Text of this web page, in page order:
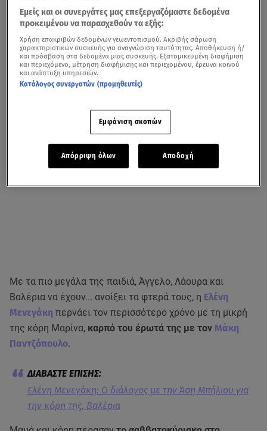
Με τα πιο μεγάλα της παιδιά, Άγγελο, Λάουρα και
Βαλέρια να έχουν... ανοίξει τα φτερά τους, η Ελένη
Μενεγάκη περνάει τον περισσότερο χρόνο με τη μικρή
της κόρη Μαρίνα, καρπό του έρωτά της με τον Μάκη
Παντζόπουλο.
Ελένη Μενεγάκη: Ο διάλογος με την Άση Μπήλιου για
την κόρη της, Βαλέρια
Εμείς και οι συνεργάτες μας επεξεργαζόμαστε δεδομένα
προκειμένου να παρασχεθούν τα εξής:
Χρήση επακριβών δεδομένων γεωεντοπισμού. Ακριβής σάρωση
χαρακτηριστικών συσκευής για αναγνώριση ταυτότητας. Αποθήκευση ή/
και πρόσβαση στα δεδομένα μιας συσκευής. Εξατομικευμένη διαφήμιση
και περιεχόμενο, μέτρηση διαφήμισης και περιεχομένου, έρευνα κοινού
και ανάπτυξη υπηρεσιών.
Κατάλογος συνεργατών (προμηθευτές)
Εμφάνιση σκοπών
Απόρριψη όλων Αποδοχή